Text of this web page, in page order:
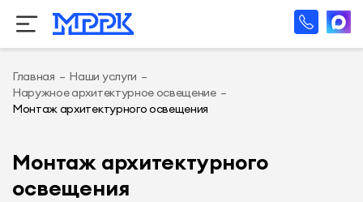
Главная – Наши услуги –
Наружное архитектурное освещение –
Монтаж архитектурного освещения
Монтаж архитектурного
освещения